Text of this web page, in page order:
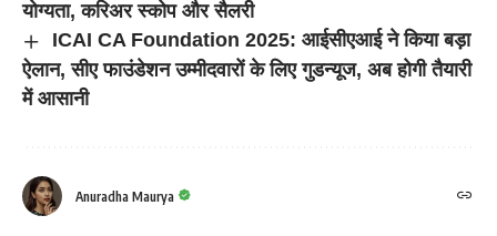
योग्यता, करिअर स्कोप और सैलरी
ICAI CA Foundation 2025: आईसीएआई ने किया बड़ा
ऐलान, सीए फाउंडेशन उम्मीदवारों के लिए गुडन्यूज, अब होगी तैयारी
में आसानी
Anuradha Maurya